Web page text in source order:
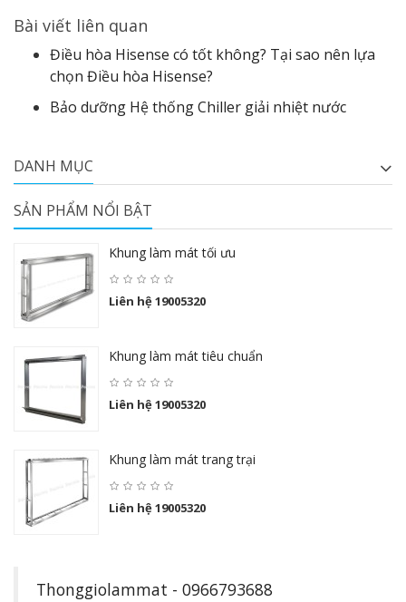
Bài viết liên quan
Điều hòa Hisense có tốt không? Tại sao nên lựa
chọn Điều hòa Hisense?
Bảo dưỡng Hệ thống Chiller giải nhiệt nước
DANH MỤC
SẢN PHẨM NỔI BẬT
Khung làm mát tối ưu
Liên hệ 19005320
Khung làm mát tiêu chuẩn
Liên hệ 19005320
Khung làm mát trang trại
Liên hệ 19005320
Thonggiolammat - 0966793688